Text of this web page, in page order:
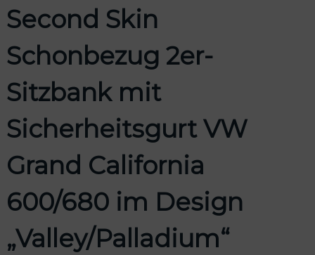
u
g
e
r
S
t
z
b
a
k
m
t
Second Skin
Schonbezug 2er-
Sitzbank mit
Sicherheitsgurt VW
Grand California
600/680 im Design
„Valley/Palladium“